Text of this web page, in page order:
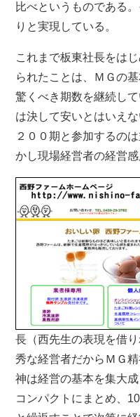
比べというものである
りと実現している。
これまで板東社長をは
られたことは、ＭＧの
驚くべき期数を継続し
は決して安いとはいえ
２００期と参加するの
かし現場経営者の経営
長（西先生の表現を借
秀な経営者だからＭＧ
神は経営の基本を集大
コンパクトにまとめ、